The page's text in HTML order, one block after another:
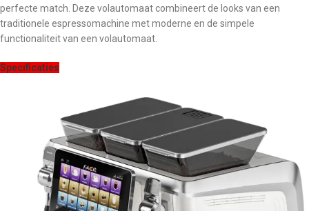
perfecte match. Deze volautomaat combineert de looks van een
traditionele espressomachine met moderne en de simpele
functionaliteit van een volautomaat.
Specificaties